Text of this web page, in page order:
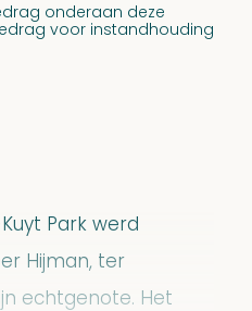
onderaan deze
voor instandhouding
Park werd
Hijman, ter
echtgenote. Het